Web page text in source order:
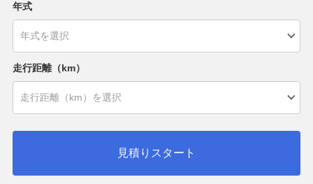
年式
走行距離（km）
見積りスタート